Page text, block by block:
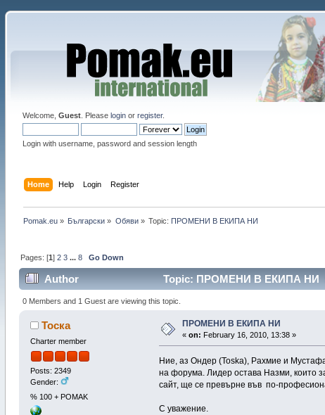
Welcome, Guest. Please loginor register.
Login with username, password and session length
Home Help Login Register
Pomak.eu» Български » Oбяви» Topic: ПРОМЕНИ В ЕКИПА НИ
Pages: [1] 2 3 ... 8 Go Down
Author Topic: ПРОМЕНИ В ЕКИПА НИ
0 Members and 1 Guest are viewing this topic.
Тоска
Charter member
Posts: 2349
Gender:
% 100 + POMAK
ПРОМЕНИ В ЕКИПА НИ
« on: February 16, 2010, 13:38 »
Ние, аз Oндер (Toska), Рахмие и
на форума. Лидер остава Назми, които
сайт, ще се превърне във по-
С уважение.